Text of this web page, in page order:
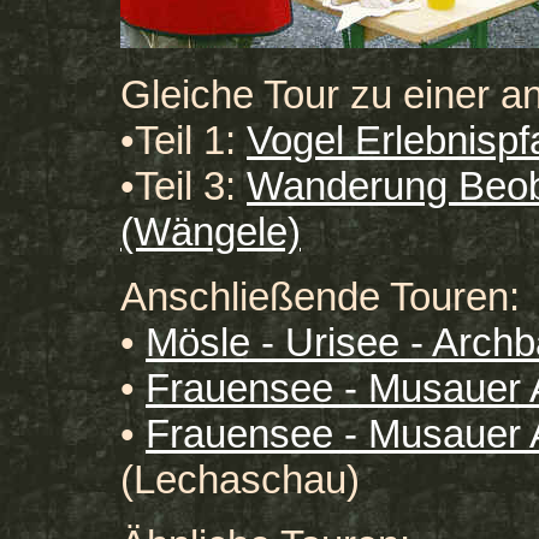
Gleiche Tour zu einer
•Teil 1:Vogel
•Teil 3:Wanderung
(Wängele)
Anschließende Touren:
• Mösle - Urisee -
•Frauensee - Musauer
•Frauensee - Musauer
(Lechaschau)